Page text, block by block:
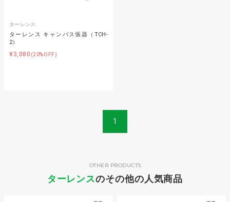
ターレンス
ターレンス キャンバス張器（TCH-
2）
¥3,080 (20%OFF)
1
ターレンスのその他の人気商品
OTHER PRODUCTS